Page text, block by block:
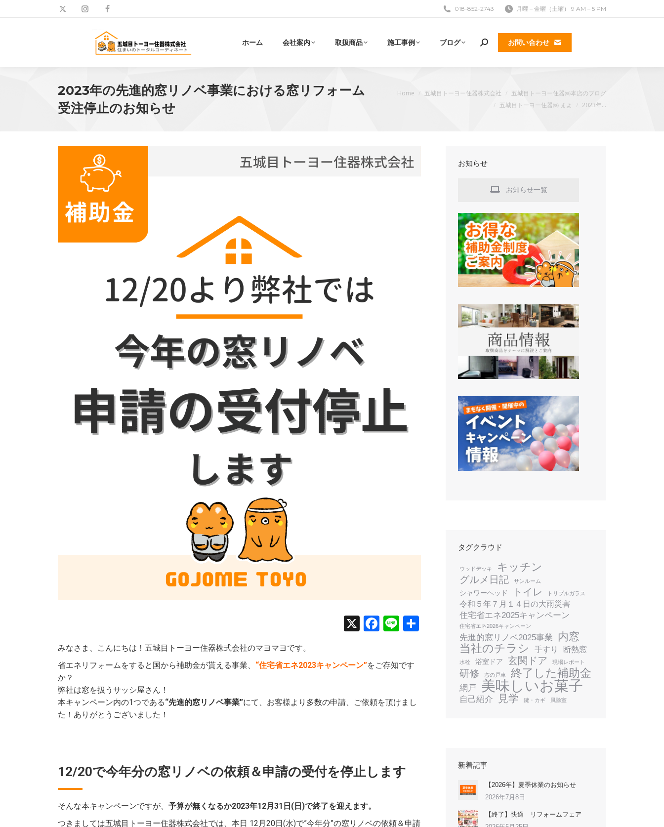
018-852-2743 月曜 – 金曜（土曜） 9 AM – 5 PM
ホーム 会社案内 取扱商品 施工事例 ブログ
検
お問い合わせ
2023年の先進的窓リノベ事業における窓リフォーム
受注停止のお知らせ
Home 五城目トーヨー住器株式会社
五城目トーヨー住器㈱本店のブログ
五城目トーヨー住器㈱ まよ
2023年…
X Facebook
Line
みなさま、こんにちは！五城目トーヨー住器株式会社のマヨマヨです。
省エネリフォームをすると国から補助金が貰える事業、 “住宅省エネ2023キャンペーン”をご存知です
か？
弊社は窓を扱うサッシ屋さん！
本キャンペーン内の1つである“先進的窓リノベ事業”にて、お客様より多数の申請、ご依頼を頂けまし
た！ありがとうございました！
12/20で今年分の窓リノベの依頼＆申請の受付を停止します
そんな本キャンペーンですが、 予算が無くなるか2023年12月31日(日)で終了を迎えます。
つきましては五城目トーヨー住器株式会社では、 本日 12月20日(水)で”今年分”の窓リノベの依頼＆申請
お知らせ
お知らせ一覧
タグクラウド
ウッドデッキ キッチン
グルメ日記 サンルーム
シャワーヘッド トイレ トリプルガラス
令和５年７月１４日の大雨災害
住宅省エネ2025キャンペーン
住宅省エネ2026キャンペーン
先進的窓リノベ2025事業 内窓
当社のチラシ 手すり 断熱窓
水栓 浴室ドア 玄関ドア 現場レポート
研修 窓の戸車 終了した補助金
網戸 美味しいお菓子
自己紹介 見学 鍵・カギ 風除室
新着記事
【2026年】夏季休業のお知らせ
2026年7月8日
【終了】快適 リフォームフェア